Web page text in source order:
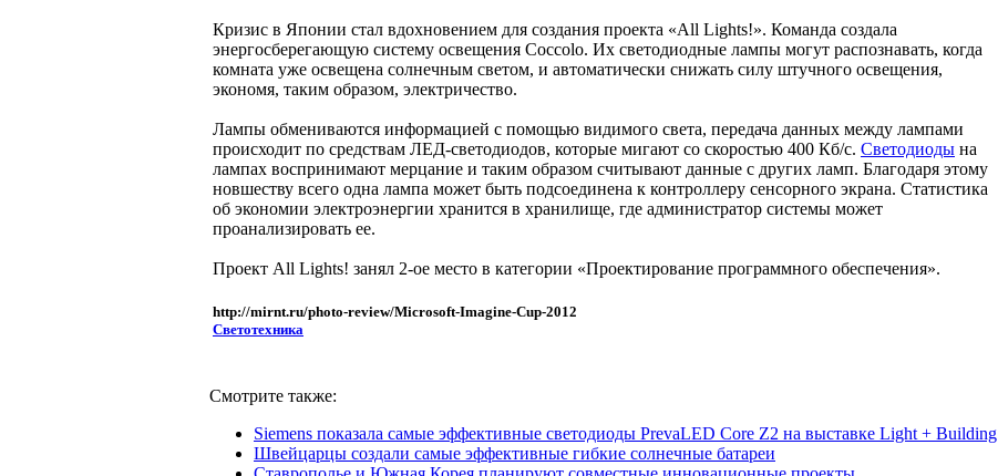
Кризис в Японии стал вдохновением для создания проекта «All Lights!». Команда создала
энергосберегающую систему освещения Coccolo. Их светодиодные лампы могут распознавать, когда
комната уже освещена солнечным светом, и автоматически снижать силу штучного освещения,
экономя, таким образом, электричество.
Лампы обмениваются информацией с помощью видимого света, передача данных между лампами
происходит по средствам ЛЕД-светодиодов, которые мигают со скоростью 400 Кб/с. Светодиоды на
лампах воспринимают мерцание и таким образом считывают данные с других ламп. Благодаря этому
новшеству всего одна лампа может быть подсоединена к контроллеру сенсорного экрана. Статистика
об экономии электроэнергии хранится в хранилище, где администратор системы может
проанализировать ее.
Проект All Lights! занял 2-ое место в категории «Проектирование программного обеспечения».
http://mirnt.ru/photo-review/Microsoft-Imagine-Cup-2012
Светотехника
Смотрите также:
Siemens показала самые эффективные светодиоды PrevaLED Core Z2 на выставке Light + Building
Швейцарцы создали самые эффективные гибкие солнечные батареи